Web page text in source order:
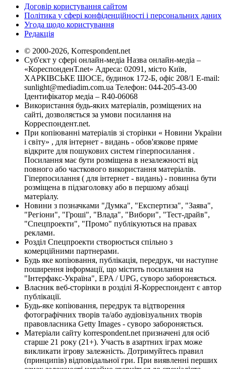
Договір користування сайтом
Політика у сфері конфіденційності і персональних даних
Угода щодо користування
Редакція
© 2000-2026, Korrespondent.net
Суб'єкт у сфері онлайн-медіа Назва онлайн-медіа –
«КореспонденТ.net» Адреса: 02091, місто Київ,
ХАРКІВСЬКЕ ШОСЕ, будинок 172-Б, офіс 208/1 E-mail:
sunlight@mediadim.com.ua Телефон: 044-205-43-00
Ідентифікатор медіа – R40-06068
Використання будь-яких матеріалів, розміщених на
сайті, дозволяється за умови посилання на
Корреспондент.net.
При копіюванні матеріалів зі сторінки « Новини України
і світу» , для інтернет - видань - обов'язкове пряме
відкрите для пошукових систем гіперпосилання .
Посилання має бути розміщена в незалежності від
повного або часткового використання матеріалів.
Гіперпосилання ( для інтернет - видань) - повинна бути
розміщена в підзаголовку або в першому абзаці
матеріалу.
Новини з позначками "Думка", "Експертиза", "Заява",
"Регіони", "Гроші", "Влада", "Вибори", "Тест-драйв",
"Спецпроекти", "Промо" публікуються на правах
реклами.
Розділ Спецпроекти створюється спільно з
комерційними партнерами.
Будь яке копіювання, публікація, передрук, чи наступне
поширення інформації, що містить посилання на
"Інтерфакс-Україна", EPA / UPG, суворо забороняється.
Власник веб-сторінки в розділі Я-Корреспондент є автор
публікації.
Будь-яке копіювання, передрук та відтворення
фотографічних творів та/або аудіовізуальних творів
правовласника Getty Images - суворо забороняється.
Матеріали сайту korrespondent.net призначені для осіб
старше 21 року (21+). Участь в азартних іграх може
викликати ігрову залежність. Дотримуйтесь правил
(принципів) відповідальної гри. При виявленні перших